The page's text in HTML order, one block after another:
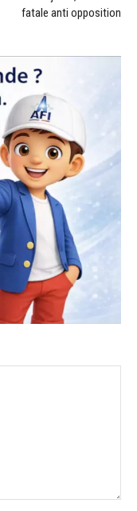
fatale anti opposition